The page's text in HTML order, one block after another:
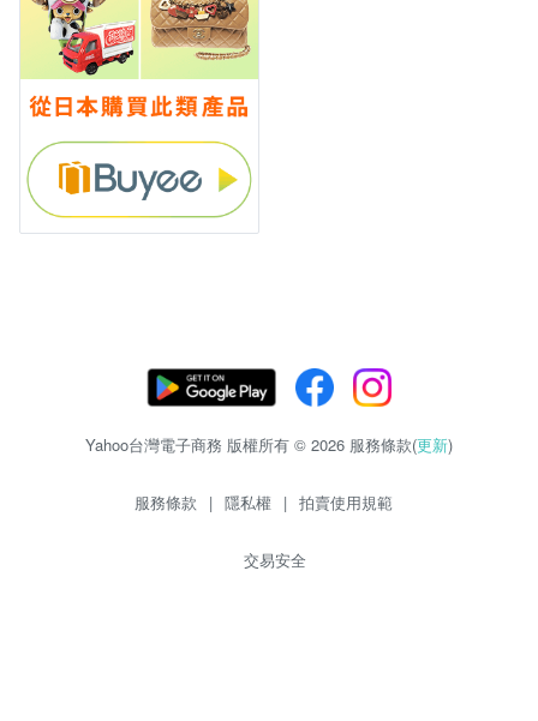
Yahoo台灣電子商務 版權所有 © 2026 服務條款(更新)
服務條款 | 隱私權 | 拍賣使用規範
交易安全